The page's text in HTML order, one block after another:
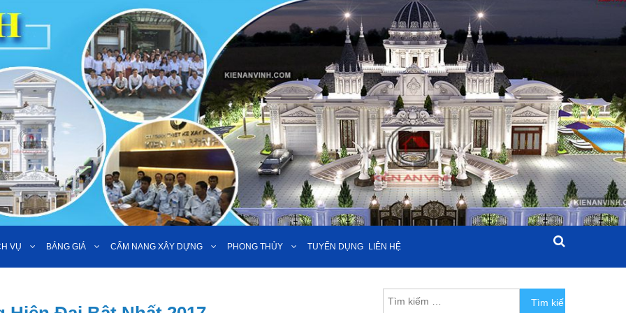
VỤ BẢNG GIÁ CẨM NANG XÂY DỰNG PHONG THỦY TUYỂN DỤNG LIÊN HỆ
Tìm kiếm cho: